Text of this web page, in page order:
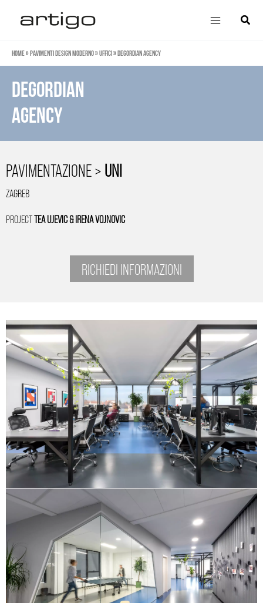
contenuto
Main
Cerca
Home»Pavimenti design moderno»Uffici»DEGORDIAN AGENCY
DEGORDIAN
AGENCY
PAVIMENTAZIONE >UNI
ZAGREB
PROJECTTEA UJEVIC & IRENA VOJNOVIC
RICHIEDI INFORMAZIONI